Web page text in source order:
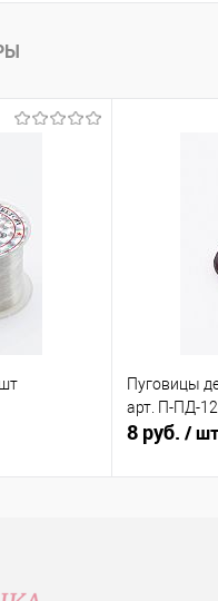
Пуговицы
арт. П-ПД-
8 руб. /